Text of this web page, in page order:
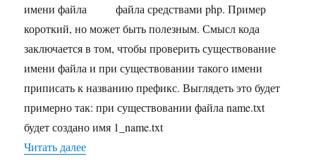
файла средствами php. Пример
короткий, но может быть полезным. Смысл кода
заключается в том, чтобы проверить существование
имени файла и при существовании такого имени
приписать к названию префикс. Выглядеть это будет
примерно так: при существовании файла name.txt
будет создано имя 1_name.txt
Читать далее